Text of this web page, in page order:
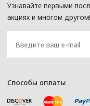
Узнавайте первыми
акциях и многом другом!
Способы оплаты